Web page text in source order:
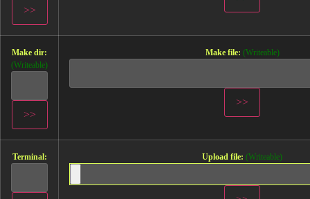
Make dir:
(Writeable)
Make file: (Writeable)
Terminal: Upload file: (Writeable)